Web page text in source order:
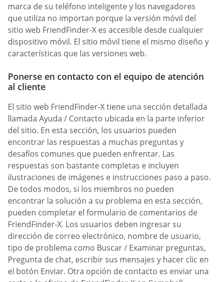
marca de su teléfono inteligente y los navegadores
que utiliza no importan porque la versión móvil del
sitio web FriendFinder-X es accesible desde cualquier
dispositivo móvil. El sitio móvil tiene el mismo diseño y
características que las versiones web.
Ponerse en contacto con el equipo de atención
al cliente
El sitio web FriendFinder-X tiene una sección detallada
llamada Ayuda / Contacto ubicada en la parte inferior
del sitio. En esta sección, los usuarios pueden
encontrar las respuestas a muchas preguntas y
desafíos comunes que pueden enfrentar. Las
respuestas son bastante completas e incluyen
ilustraciones de imágenes e instrucciones paso a paso.
De todos modos, si los miembros no pueden
encontrar la solución a su problema en esta sección,
pueden completar el formulario de comentarios de
FriendFinder-X. Los usuarios deben ingresar su
dirección de correo electrónico, nombre de usuario,
tipo de problema como Buscar / Examinar preguntas,
Pregunta de chat, escribir sus mensajes y hacer clic en
el botón Enviar. Otra opción de contacto es enviar una